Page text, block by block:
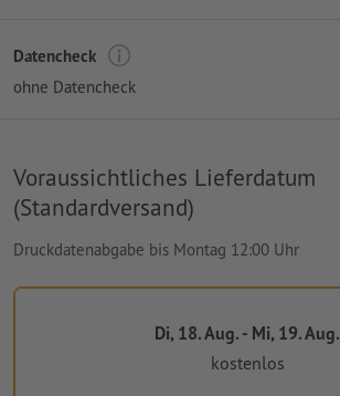
Datencheck
ohne Datencheck
Voraussichtliches Lieferdatum
(Standardversand)
Druckdatenabgabe bis Montag 12:00 Uhr
Di, 18. Aug. - Mi, 19. Aug.
kostenlos